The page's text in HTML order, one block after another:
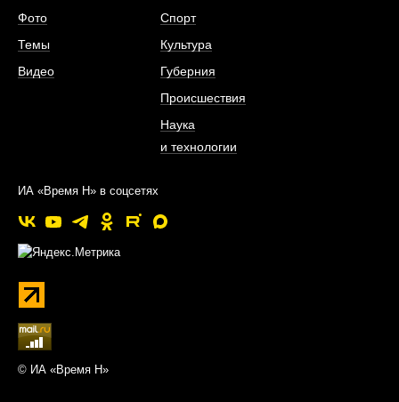
Фото
Темы
Видео
Спорт
Культура
Губерния
Происшествия
Наука
и технологии
ИА «Время Н» в соцсетях
© ИА «Время Н»